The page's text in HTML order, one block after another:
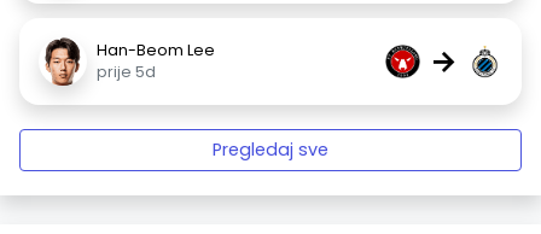
Han-Beom Lee
prije 5d
→
Pregledaj sve